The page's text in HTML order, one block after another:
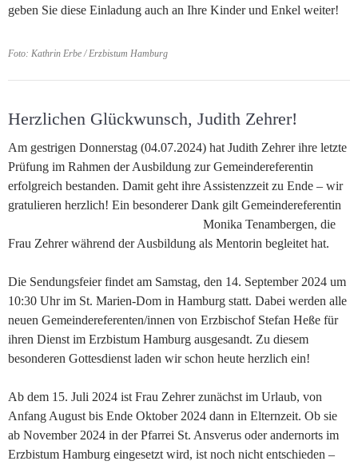
geben Sie diese Einladung auch an Ihre Kinder und Enkel weiter!
Foto: Kathrin Erbe / Erzbistum Hamburg
Herzlichen Glückwunsch, Judith Zehrer!
Am gestrigen Donnerstag (04.07.2024) hat Judith Zehrer ihre letzte
Prüfung im Rahmen der Ausbildung zur Gemeindereferentin
erfolgreich bestanden. Damit geht ihre Assistenzzeit zu Ende – wir
gratulieren herzlich! Ein besonderer Dank gilt Gemeindereferentin
Monika Tenambergen, die
Frau Zehrer während der Ausbildung als Mentorin begleitet hat.
Die Sendungsfeier findet am Samstag, den 14. September 2024 um
10:30 Uhr im St. Marien-Dom in Hamburg statt. Dabei werden alle
neuen Gemeindereferenten/innen von Erzbischof Stefan Heße für
ihren Dienst im Erzbistum Hamburg ausgesandt. Zu diesem
besonderen Gottesdienst laden wir schon heute herzlich ein!
Ab dem 15. Juli 2024 ist Frau Zehrer zunächst im Urlaub, von
Anfang August bis Ende Oktober 2024 dann in Elternzeit. Ob sie
ab November 2024 in der Pfarrei St. Ansverus oder andernorts im
Erzbistum Hamburg eingesetzt wird, ist noch nicht entschieden –